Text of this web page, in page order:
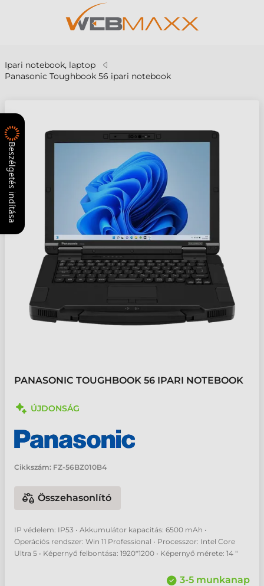
Ipari notebook, laptop
Panasonic Toughbook 56 ipari notebook
PANASONIC TOUGHBOOK 56 IPARI NOTEBOOK
ÚJDONSÁG
Cikkszám: FZ-56BZ010B4
Összehasonlító
IP védelem: IP53 • Akkumulátor kapacitás: 6500 mAh •
Operációs rendszer: Win 11 Professional • Processzor: Intel Core
Ultra 5 • Képernyő felbontása: 1920*1200 • Képernyő mérete: 14 "
3-5 munkanap
Beszélgetés indítása